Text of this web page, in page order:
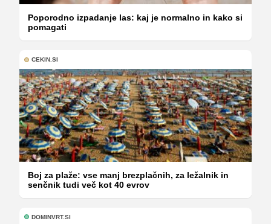
Poporodno izpadanje las: kaj je normalno in kako si
pomagati
CEKIN.SI
Boj za plaže: vse manj brezplačnih, za ležalnik in
senčnik tudi več kot 40 evrov
DOMINVRT.SI